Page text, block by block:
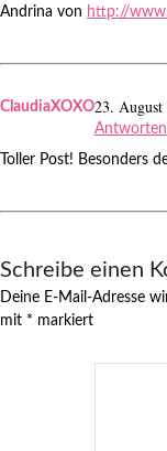
Andrina von http://
ClaudiaXOXO23. August
Antworten
Toller Post! Besonders
Schreibe einen
Deine E-Mail-Adresse
mit * markiert